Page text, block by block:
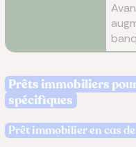
Prêts immobiliers
spécifiques
Prêt immobilier en cas